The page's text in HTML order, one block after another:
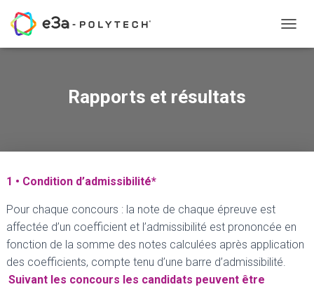
U
R
A
Rapports et résultats
1 • Condition d’admissibilité*
Pour chaque concours : la note de chaque épreuve est
affectée d’un coefficient et l’admissibilité est prononcée en
fonction de la somme des notes calculées après application
des coefficients, compte tenu d’une barre d’admissibilité.
Suivant les concours les candidats peuvent être